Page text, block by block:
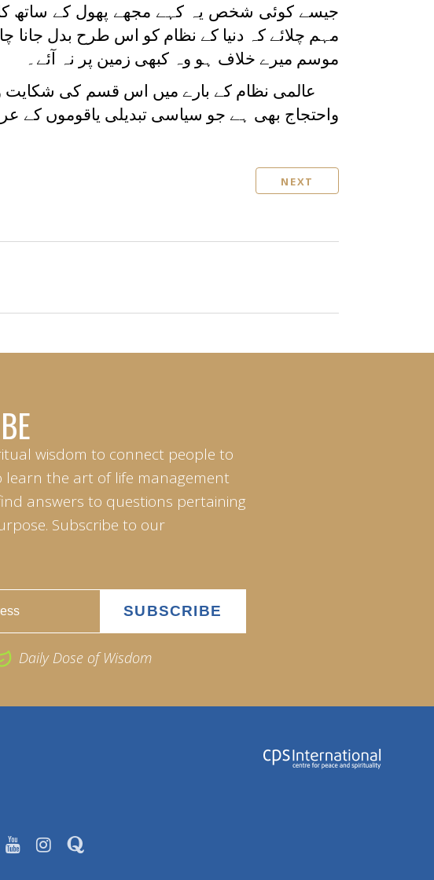
جیسے کوئی شخص یہ کہے مجھے پھول کے ساتھ
مہم چلائے کہ دنیا کے نظام کو اس طرح بدل
موسم میرے خلاف ہو وہ کبھی زمین پر نہ آئے۔
عالمی نظام کے بارے میں اس قسم کی شکایت
واحتجاج بھی ہے جو سیاسی تبدیلی یاقوموں کے
NEXT
wisdom to connect people to
the art of life management
answers to questions pertaining
Subscribe to our
Daily Dose of Wisdom